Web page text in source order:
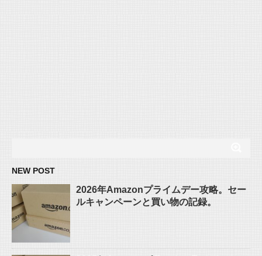
NEW POST
2026年Amazonプライムデー攻略。セー
ルキャンペーンと買い物の記録。